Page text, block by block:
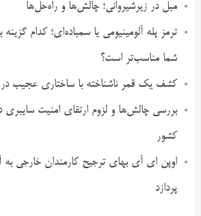
مبل در زیرشیروانی؛ چالش‌ها و راه‌حل‌ها
ترمز پله آلومینیومی یا سمباده‌ای؛ کدام
شما مناسب‌تر است؟
کشف یک قمر ناشناخته با ساختاری عجیب
بررسی چالش‌ها و لزوم ارتقای امنیت سایبری
کشور
اوپن ای آی بهای ترجیح کارمندان خارجی به
پردازد